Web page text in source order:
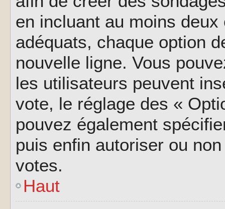
en incluant au moins
adéquats, chaque option
nouvelle ligne. Vous
les utilisateurs peuvent
vote, le réglage des «
pouvez également
puis enfin autoriser ou
votes.
Haut